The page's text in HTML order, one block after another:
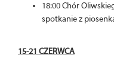
18:00 Chór
spotkanie z
15-21 CZERWCA